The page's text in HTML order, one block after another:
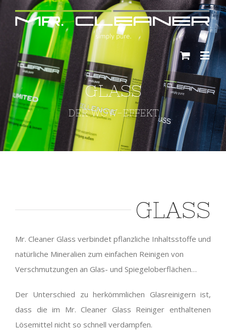
GLASS
DER WOW-EFFEKT
GLASS
Mr. Cleaner Glass verbindet pflanzliche Inhaltsstoffe und
natürliche Mineralien zum einfachen Reinigen von
Verschmutzungen an Glas- und Spiegeloberflächen…
Der Unterschied zu herkömmlichen Glasreinigern ist,
dass die im Mr. Cleaner Glass Reiniger enthaltenen
Lösemittel nicht so schnell verdampfen.